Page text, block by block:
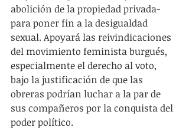
abolición de la propiedad privada-
para poner fin a la desigualdad
sexual. Apoyará las reivindicaciones
del movimiento feminista burgués,
especialmente el derecho al voto,
bajo la justificación de que las
obreras podrían luchar a la par de
sus compañeros por la conquista del
poder político.